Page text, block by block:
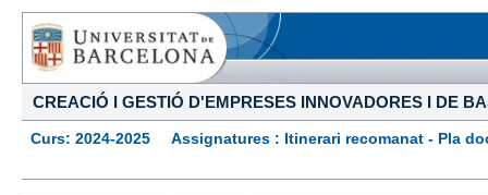
CREACIÓ I GESTIÓ D'EMPRESES INNOVADORES I DE
Curs: 2024-2025 Assignatures : Itinerari recomanat - Pla